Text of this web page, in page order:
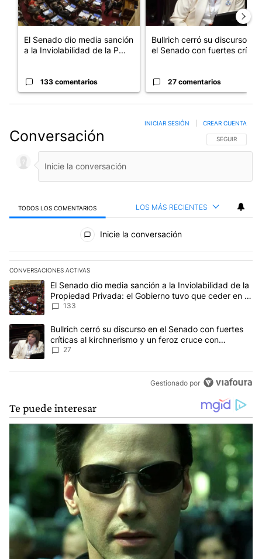
El Senado dio media sanción
a la Inviolabilidad de la P...
133 comentarios
Bullrich cerró su discurso en
el Senado con fuertes crí...
27 comentarios
Conversación SIGA ESTA
SEGUIR
INICIAR SESIÓN CREAR CUENTA
TODOS LOS COMENTARIOS LOS MÁS RECIENTES
Todos los comentarios
Inicie la conversación
CONVERSACIONES ACTIVAS
Este listado muestra los artículos con más comentarios en los
Un artículo de tendencia con el título "El Senado dio media
El Senado dio media sanción a la Inviolabilidad de la
Propiedad Privada: el Gobierno tuvo que ceder en la
Ley del Manejo del Fuego
133
Un artículo de tendencia con el título "Bullrich cerró su discurso
Bullrich cerró su discurso en el Senado con fuertes
críticas al kirchnerismo y un feroz cruce con
Capitanich al que le gritó “¡cállate!”
27
Gestionado por